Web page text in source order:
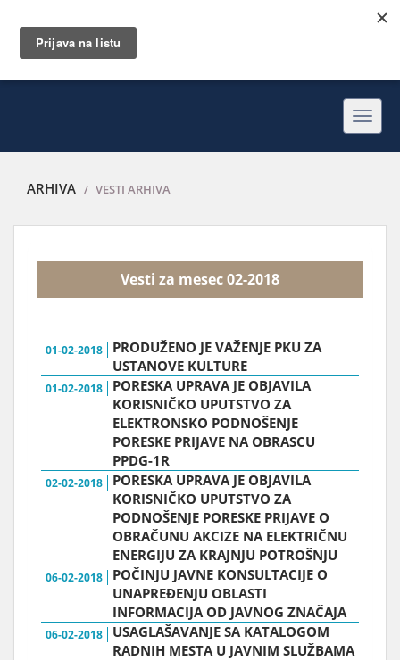
ARHIVA VESTI ARHIVA
Vesti za mesec 02-2018
01-02-2018
PRODUŽENO JE VAŽENJE PKU ZA
USTANOVE KULTURE
01-02-2018
PORESKA UPRAVA JE OBJAVILA
KORISNIČKO UPUTSTVO ZA
ELEKTRONSKO PODNOŠENJE
PORESKE PRIJAVE NA OBRASCU
PPDG-1R
02-02-2018
PORESKA UPRAVA JE OBJAVILA
KORISNIČKO UPUTSTVO ZA
PODNOŠENJE PORESKE PRIJAVE O
OBRAČUNU AKCIZE NA ELEKTRIČNU
ENERGIJU ZA KRAJNJU POTROŠNJU
06-02-2018
POČINJU JAVNE KONSULTACIJE O
UNAPREĐENJU OBLASTI
INFORMACIJA OD JAVNOG ZNAČAJA
06-02-2018
USAGLAŠAVANJE SA KATALOGOM
RADNIH MESTA U JAVNIM SLUŽBAMA